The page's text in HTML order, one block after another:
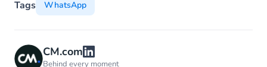
Tags WhatsApp
CM.com
Behind every moment